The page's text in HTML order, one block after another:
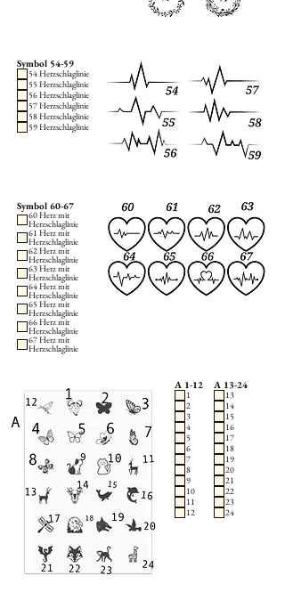
Symbol 54-59
54 Herzschlaglinie
55 Herzschlaglinie
56 Herzschlaglinie
57 Herzschlaglinie
58 Herzschlaglinie
59 Herzschlaglinie
Symbol 60-67
60 Herz mit
Herzschlaglinie
61 Herz mit
Herzschlaglinie
62 Herz mit
Herzschlaglinie
63 Herz mit
Herzschlaglinie
64 Herz mit
Herzschlaglinie
65 Herz mit
Herzschlaglinie
66 Herz mit
Herzschlaglinie
67 Herz mit
Herzschlaglinie
A 1-12
1
2
3
4
5
6
7
8
9
10
11
12
A 13-24
13
14
15
16
17
18
19
20
21
22
23
24